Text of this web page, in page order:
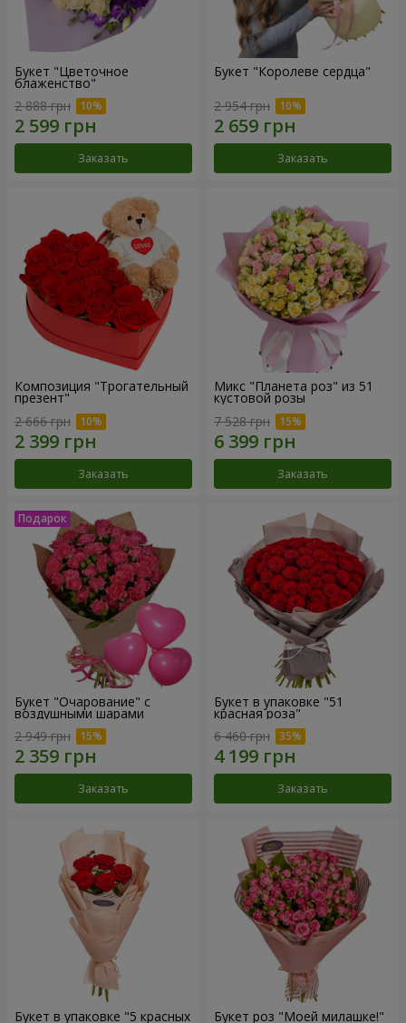
Букет "Цветочное
блаженство"
2 888 грн
Заказать
Букет "Королеве сердца"
2 954 грн
Заказать
Композиция "Трогательный
презент"
2 666 грн
Заказать
Микс "Планета роз" из 51
кустовой розы
7 528 грн
Заказать
Букет "Очарование" с
воздушными шарами
2 949 грн
Заказать
Букет в упаковке "51
красная роза"
6 460 грн
Заказать
Букет в упаковке "5 красных Букет роз "Моей милашке!"